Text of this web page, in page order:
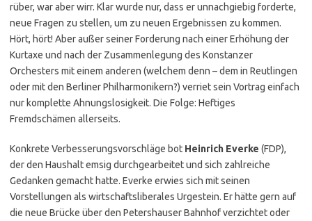
rüber, war aber wirr. Klar wurde nur, dass er unnachgiebig forderte,
neue Fragen zu stellen, um zu neuen Ergebnissen zu kommen.
Hört, hört! Aber außer seiner Forderung nach einer Erhöhung der
Kurtaxe und nach der Zusammenlegung des Konstanzer
Orchesters mit einem anderen (welchem denn – dem in Reutlingen
oder mit den Berliner Philharmonikern?) verriet sein Vortrag einfach
nur komplette Ahnungslosigkeit. Die Folge: Heftiges
Fremdschämen allerseits.
Konkrete Verbesserungsvorschläge bot Heinrich Everke (FDP),
der den Haushalt emsig durchgearbeitet und sich zahlreiche
Gedanken gemacht hatte. Everke erwies sich mit seinen
Vorstellungen als wirtschaftsliberales Urgestein. Er hätte gern auf
die neue Brücke über den Petershauser Bahnhof verzichtet oder